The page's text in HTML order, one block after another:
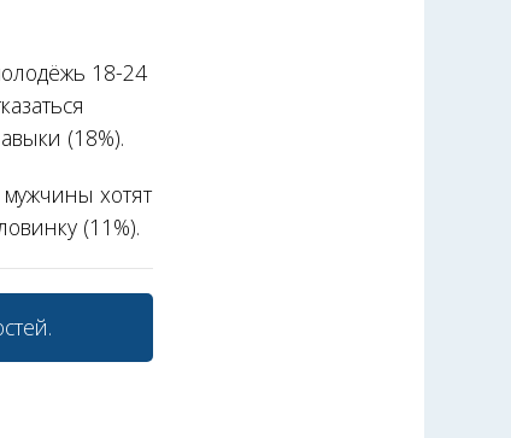
18-24
(18%).
хотят
(11%).